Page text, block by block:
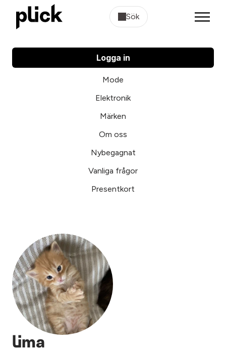
Sök
Logga in
Mode
Elektronik
Märken
Om oss
Nybegagnat
Vanliga frågor
Presentkort
lima